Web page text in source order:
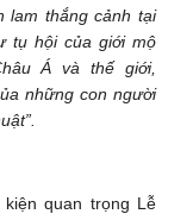
lam thắng cảnh tại
tụ hội của giới mộ
Á và thế giới,
những con người
quan trọng Lễ